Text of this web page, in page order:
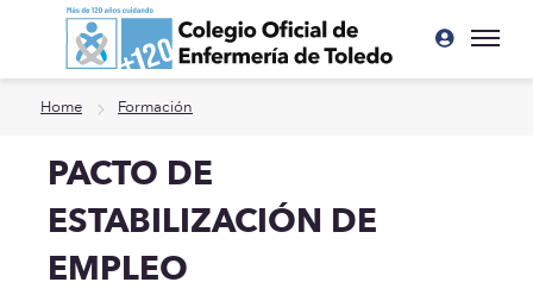
Ir a contenido principal
Home Formación
PACTO DE
ESTABILIZACIÓN DE
EMPLEO